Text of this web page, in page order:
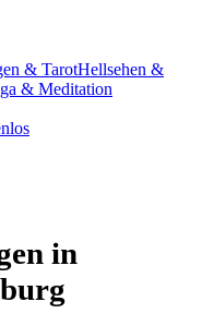
& TarotHellsehen &
& Meditation
in